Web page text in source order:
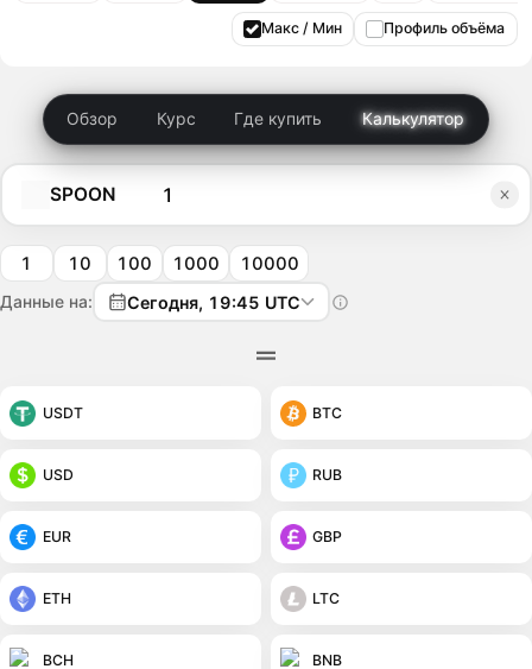
Макс / Мин Профиль объёма
Обзор Курс Где купить Калькулятор
SPOON
1 10 100 1000 10000
Данные на: Сегодня, 19:45 UTC
USDT BTC
USD RUB
EUR GBP
ETH LTC
BCH BNB